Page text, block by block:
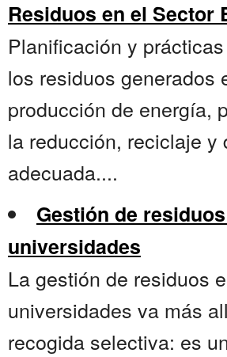
Residuos en el Sector
Planificación y
los residuos generados
producción de energía,
la reducción, reciclaje y
adecuada....
Gestión de
universidades
La gestión de residuos
universidades va más
recogida selectiva: es